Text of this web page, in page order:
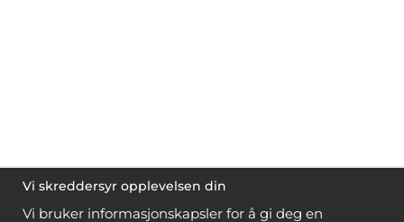
Vi skreddersyr opplevelsen din
Vi bruker informasjonskapsler for å gi deg en